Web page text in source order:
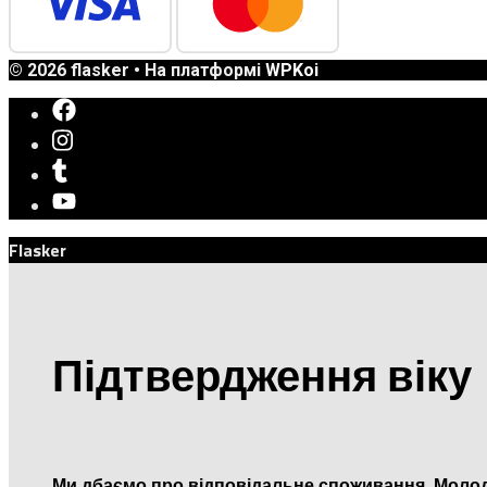
© 2026 flasker • На платформі WPKoi
Flasker
Підтвердження віку